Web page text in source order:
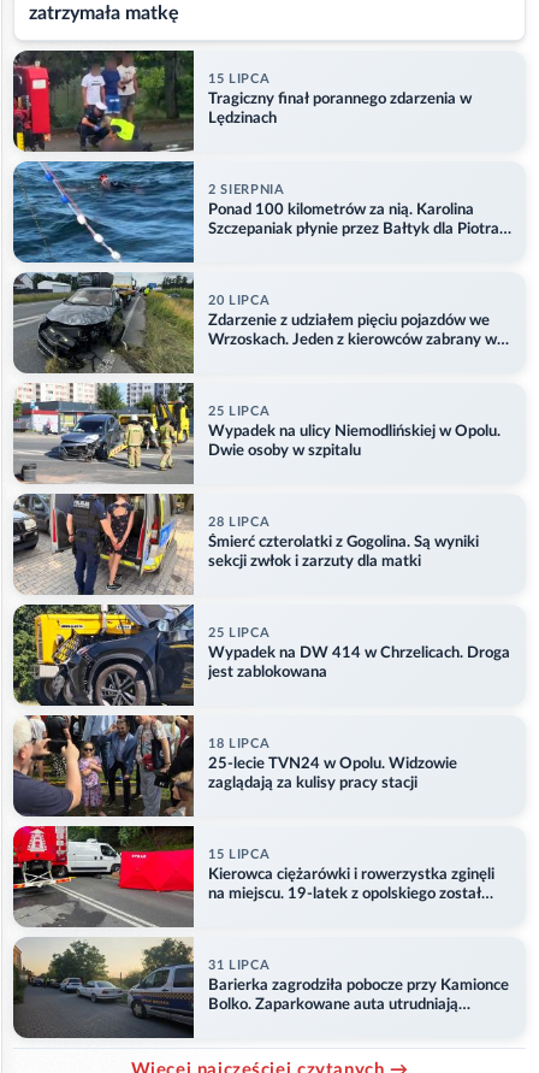
zatrzymała matkę
15 LIPCA
Tragiczny finał porannego zdarzenia w
Lędzinach
2 SIERPNIA
Ponad 100 kilometrów za nią. Karolina
Szczepaniak płynie przez Bałtyk dla Piotra.
20 LIPCA
Zdarzenie z udziałem pięciu pojazdów we
Wrzoskach. Jeden z kierowców zabrany w
25 LIPCA
Wypadek na ulicy Niemodlińskiej w Opolu.
Dwie osoby w szpitalu
28 LIPCA
Śmierć czterolatki z Gogolina. Są wyniki
sekcji zwłok i zarzuty dla matki
25 LIPCA
Wypadek na DW 414 w Chrzelicach. Droga
jest zablokowana
18 LIPCA
25-lecie TVN24 w Opolu. Widzowie
zaglądają za kulisy pracy stacji
15 LIPCA
Kierowca ciężarówki i rowerzystka zginęli
na miejscu. 19-latek z opolskiego został
31 LIPCA
Barierka zagrodziła pobocze przy Kamionce
Bolko. Zaparkowane auta utrudniają